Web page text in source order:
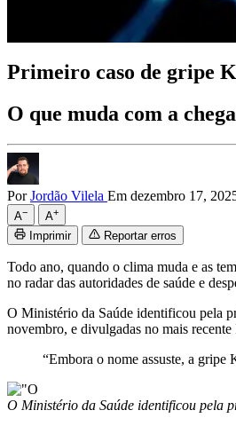
Primeiro caso de gripe
O que muda com a
PorJordão Vilela Em dezembro 17,
A− A+
Imprimir Reportar erros
Todo ano, quando o clima muda e as
no radar das autoridades de saúde e
O Ministério da Saúde identificou pela
novembro, e divulgadas no mais
“Embora o nome assuste, a
O Ministério da Saúde identificou pela